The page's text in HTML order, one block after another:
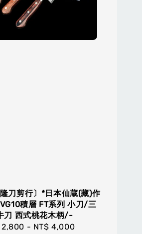
隆刀剪行〕*日本仙蔵(藏)作
積層 FT系列 小刀/三
刀 西式桃花木柄/-
2,800 - NT$ 4,000